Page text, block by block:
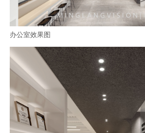
办公室效果图